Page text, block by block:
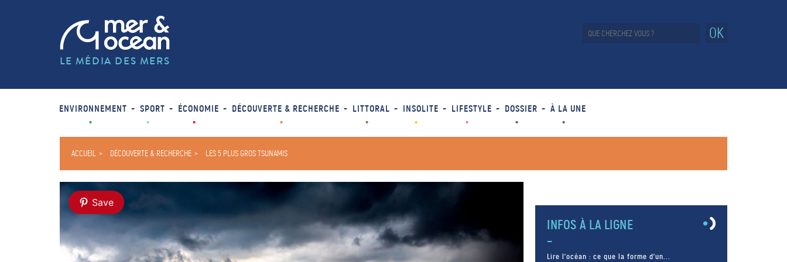
LE MÉDIA DES MERS
OK
ENVIRONNEMENT SPORT ÉCONOMIE DÉCOUVERTE & RECHERCHE LITTORAL INSOLITE LIFESTYLE DOSSIER À LA UNE
ACCUEIL DÉCOUVERTE & RECHERCHE LES 5 PLUS GROS TSUNAMIS
Save
INFOS À LA LIGNE
Lire l’océan : ce que la forme d’un...